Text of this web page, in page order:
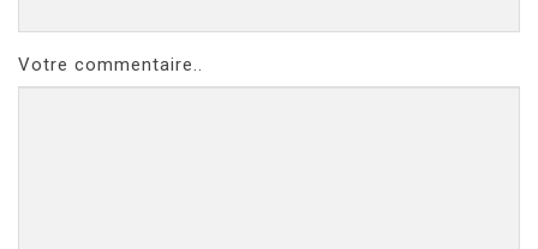
Votre commentaire..